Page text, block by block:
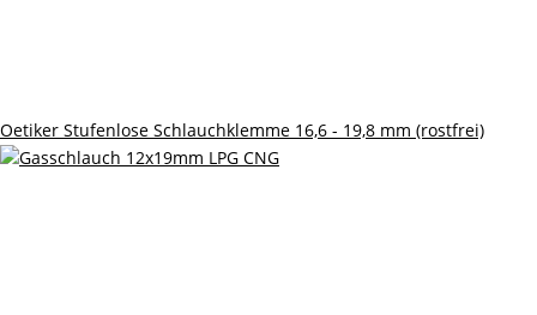
Oetiker Stufenlose Schlauchklemme 16,6 - 19,8 mm (rostfrei)